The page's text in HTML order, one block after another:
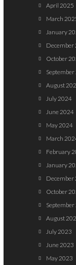
April 2025
March
January
December
October
August
July 2024
June 2024
May 2024
March
February
January
December
October
August
July 2023
June 2023
May 2023